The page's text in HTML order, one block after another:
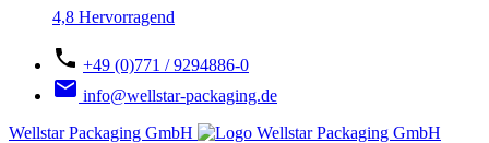
4,8 Hervorragend
+49 (0)771 / 9294886-0
info@wellstar-packaging.de
Wellstar Packaging GmbH